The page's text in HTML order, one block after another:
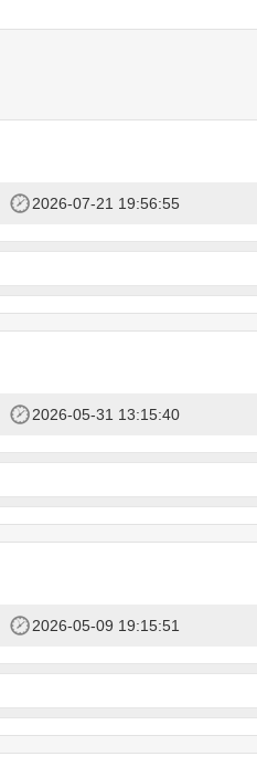
2026-07-21 19:56:55
2026-05-31 13:15:40
2026-05-09 19:15:51